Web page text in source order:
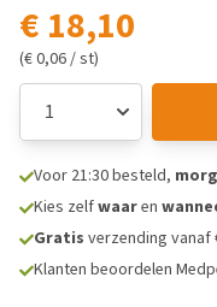
€ 18,10
(€ 0,06 / st)
Voor 21:30 besteld,
Kies zelfwaaren
Gratis verzending vanaf
Klanten beoordelen